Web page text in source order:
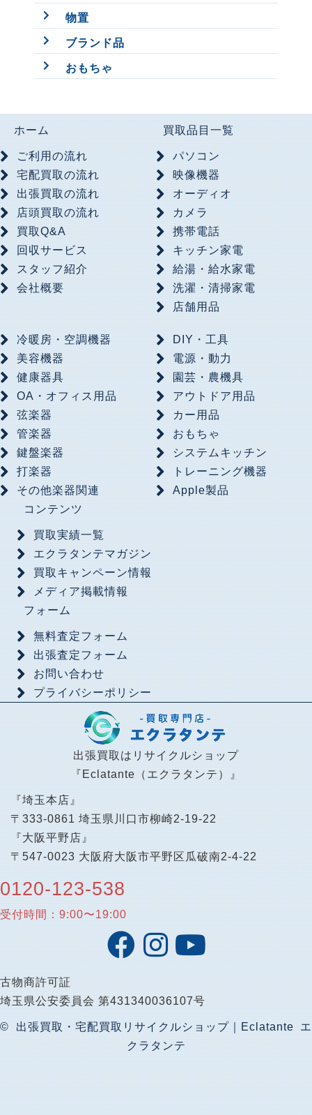
物置
ブランド品
おもちゃ
ホーム
ご利用の流れ
宅配買取の流れ
出張買取の流れ
店頭買取の流れ
買取Q&A
回収サービス
スタッフ紹介
会社概要
買取品目一覧
パソコン
映像機器
オーディオ
カメラ
携帯電話
キッチン家電
給湯・給水家電
洗濯・清掃家電
店舗用品
冷暖房・空調機器
美容機器
健康器具
OA・オフィス用品
弦楽器
管楽器
鍵盤楽器
打楽器
その他楽器関連
DIY・工具
電源・動力
園芸・農機具
アウトドア用品
カー用品
おもちゃ
システムキッチン
トレーニング機器
Apple製品
コンテンツ
買取実績一覧
エクラタンテマガジン
買取キャンペーン情報
メディア掲載情報
フォーム
無料査定フォーム
出張査定フォーム
お問い合わせ
プライバシーポリシー
出張買取はリサイクルショップ
『Eclatante（エクラタンテ）』
『埼玉本店』
〒333-0861 埼玉県川口市柳崎2-19-22
『大阪平野店』
〒547-0023 大阪府大阪市平野区瓜破南2-4-22
0120-123-538
受付時間：9:00〜19:00
古物商許可証
埼玉県公安委員会 第431340036107号
© 出張買取・宅配買取リサイクルショップ｜Eclatante エ
クラタンテ